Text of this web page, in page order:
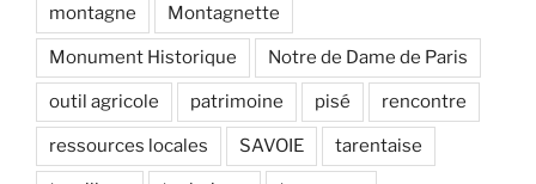
montagne Montagnette
Monument Historique Notre de Dame de Paris
outil agricole patrimoine pisé rencontre
ressources locales SAVOIE tarentaise